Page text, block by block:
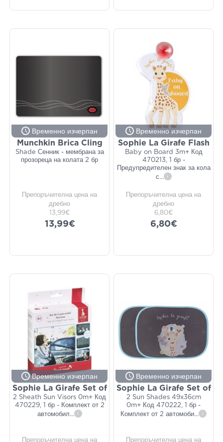
Временно изчерпан
Munchkin Brica Cling
Shade Сенник - мембрана за
прозореца на колата 2 бр
Препоръчителна цена на
дребно
13,99€
13,99€
Временно изчерпан
Sophie La Girafe Flash
Baby on Board 3m+ Код
470213, 1 бр -
Предупредителен знак за кола
с... i
Препоръчителна цена на
дребно
6,80€
6,80€
Временно изчерпан
Sophie La Girafe Set of
2 Sheath Sun Visors 0m+ Код
470229, 1 бр - Комплект от 2
автомобил... i
Препоръчителна цена на
Временно изчерпан
Sophie La Girafe Set of
2 Sun Shades 49x36cm
0m+ Код 470222, 1 бр -
Комплект от 2 автомоби... i
Препоръчителна цена на